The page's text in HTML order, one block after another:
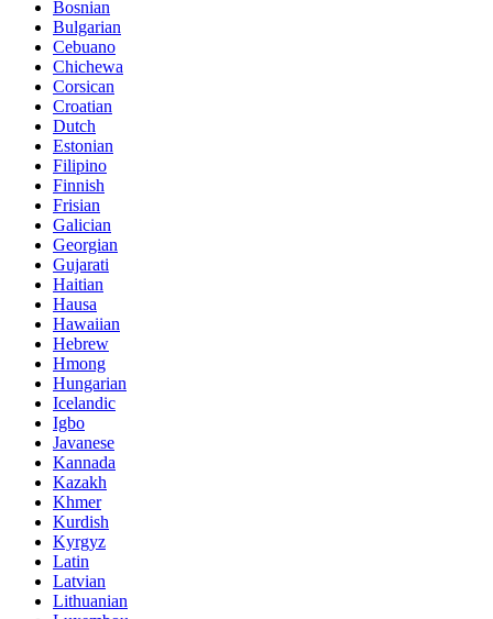
Bosnian
Bulgarian
Cebuano
Chichewa
Corsican
Croatian
Dutch
Estonian
Filipino
Finnish
Frisian
Galician
Georgian
Gujarati
Haitian
Hausa
Hawaiian
Hebrew
Hmong
Hungarian
Icelandic
Igbo
Javanese
Kannada
Kazakh
Khmer
Kurdish
Kyrgyz
Latin
Latvian
Lithuanian